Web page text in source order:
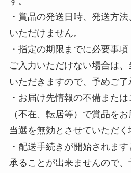
・賞品の発送日時、発送方
いただけません。
・指定の期限までに必要事
ご入力いただけない場合は
いただきますので、予めご了
・お届け先情報の不備また
（不在、転居等）で賞品をお
当選を無効とさせていただく
・配送手続きが開始されま
承ることが出来ませんので、